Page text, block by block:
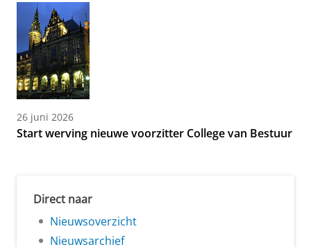
26 juni 2026
Start werving nieuwe voorzitter College van Bestuur
Direct naar
Nieuwsoverzicht
Nieuwsarchief